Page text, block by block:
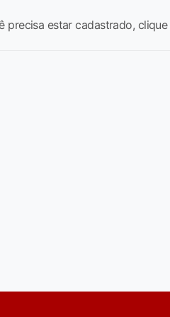
precisa estar cadastrado, clique